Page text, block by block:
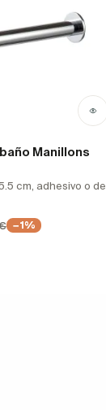
Manillons
cm, adhesivo o de
−1%